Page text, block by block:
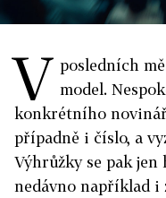
V posledních
model.
konkrétního
případně i číslo, a
Výhrůžky se pak jen
nedávno například i